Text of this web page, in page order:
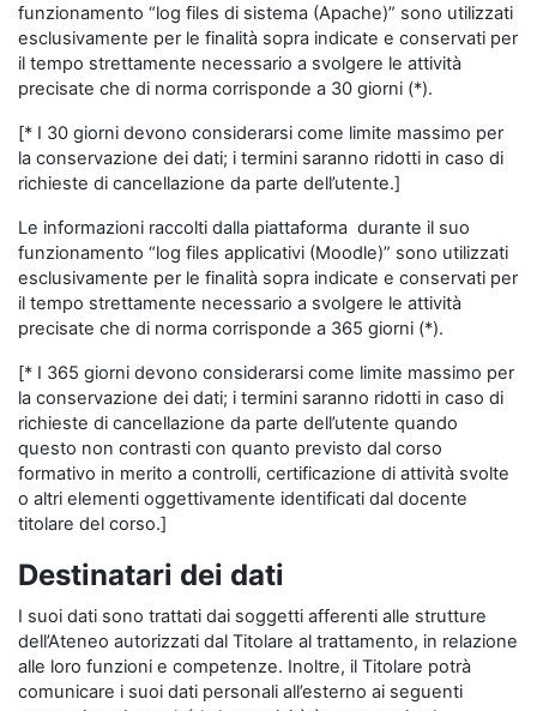
funzionamento “log files di sistema (Apache)” sono utilizzati
esclusivamente per le finalità sopra indicate e conservati per
il tempo strettamente necessario a svolgere le attività
precisate che di norma corrisponde a 30 giorni (*).
[* I 30 giorni devono considerarsi come limite massimo per
la conservazione dei dati; i termini saranno ridotti in caso di
richieste di cancellazione da parte dell’utente.]
Le informazioni raccolti dalla piattaforma durante il suo
funzionamento “log files applicativi (Moodle)” sono utilizzati
esclusivamente per le finalità sopra indicate e conservati per
il tempo strettamente necessario a svolgere le attività
precisate che di norma corrisponde a 365 giorni (*).
[* I 365 giorni devono considerarsi come limite massimo per
la conservazione dei dati; i termini saranno ridotti in caso di
richieste di cancellazione da parte dell’utente quando
questo non contrasti con quanto previsto dal corso
formativo in merito a controlli, certificazione di attività svolte
o altri elementi oggettivamente identificati dal docente
titolare del corso.]
Destinatari dei dati
I suoi dati sono trattati dai soggetti afferenti alle strutture
dell’Ateneo autorizzati dal Titolare al trattamento, in relazione
alle loro funzioni e competenze. Inoltre, il Titolare potrà
comunicare i suoi dati personali all’esterno ai seguenti